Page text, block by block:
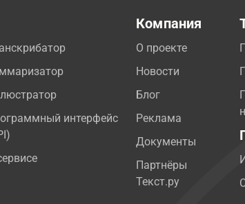
интерфейс
Компания
О проекте
Новости
Блог
Реклама
Документы
Партнёры
Текст.ру